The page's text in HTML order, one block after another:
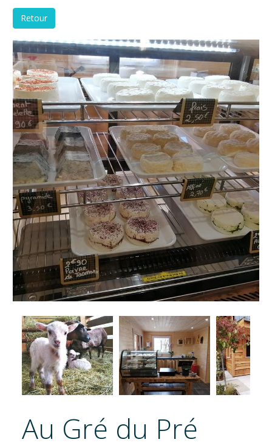
Retour
Au Gré du Pré